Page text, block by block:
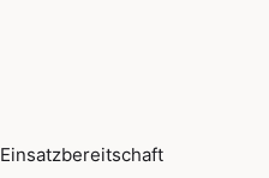
Einsatzbereitschaft